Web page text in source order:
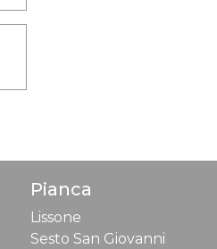
Pianca
Lissone
Sesto San Giovanni